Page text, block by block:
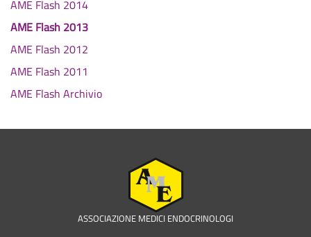
AME Flash 2014
AME Flash 2013
AME Flash 2012
AME Flash 2011
AME Flash Archivio
ASSOCIAZIONE MEDICI ENDOCRINOLOGI